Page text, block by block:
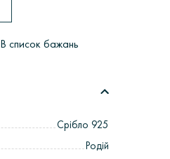
В список бажань
Срібло 925
Родій